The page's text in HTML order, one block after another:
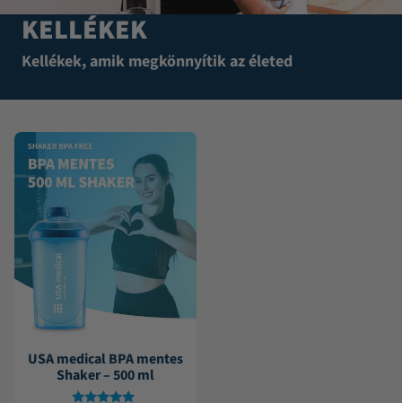
KELLÉKEK
Kellékek, amik megkönnyítik az életed
USA medical BPA mentes
Shaker – 500 ml